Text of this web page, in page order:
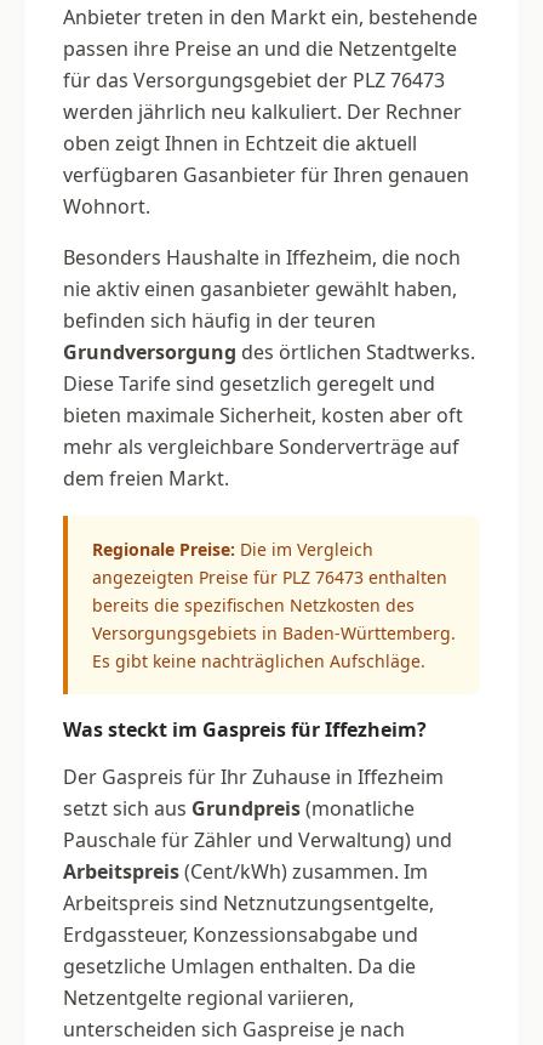
Anbieter treten in den Markt ein, bestehende
passen ihre Preise an und die Netzentgelte
für das Versorgungsgebiet der PLZ 76473
werden jährlich neu kalkuliert. Der Rechner
oben zeigt Ihnen in Echtzeit die aktuell
verfügbaren Gasanbieter für Ihren genauen
Wohnort.
Besonders Haushalte in Iffezheim, die noch
nie aktiv einen gasanbieter gewählt haben,
befinden sich häufig in der teuren
Grundversorgung des örtlichen Stadtwerks.
Diese Tarife sind gesetzlich geregelt und
bieten maximale Sicherheit, kosten aber oft
mehr als vergleichbare Sonderverträge auf
dem freien Markt.
Regionale Preise: Die im Vergleich
angezeigten Preise für PLZ 76473 enthalten
bereits die spezifischen Netzkosten des
Versorgungsgebiets in Baden-Württemberg.
Es gibt keine nachträglichen Aufschläge.
Was steckt im Gaspreis für Iffezheim?
Der Gaspreis für Ihr Zuhause in Iffezheim
setzt sich aus Grundpreis(monatliche
Pauschale für Zähler und Verwaltung) und
Arbeitspreis(Cent/kWh) zusammen. Im
Arbeitspreis sind Netznutzungsentgelte,
Erdgassteuer, Konzessionsabgabe und
gesetzliche Umlagen enthalten. Da die
Netzentgelte regional variieren,
unterscheiden sich Gaspreise je nach